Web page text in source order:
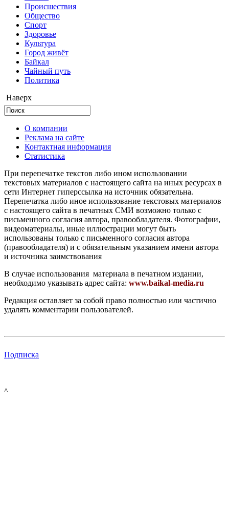
Происшествия
Общество
Cпорт
Здоровье
Культура
Город живёт
Байкал
Чайный путь
Политика
Наверх
О компании
Реклама на сайте
Контактная информация
Статистика
При перепечатке текстов либо ином использовании
текстовых материалов с настоящего сайта на иных ресурсах в
сети Интернет гиперссылка на источник обязательна.
Перепечатка либо иное использование текстовых материалов
с настоящего сайта в печатных СМИ возможно только с
письменного согласия автора, правообладателя. Фотографии,
видеоматериалы, иные иллюстрации могут быть
использованы только с письменного согласия автора
(правообладателя) и с обязательным указанием имени автора
и источника заимствования
В случае использования материала в печатном издании,
необходимо указывать адрес сайта: www.baikal-media.ru
Редакция оставляет за собой право полностью или частично
удалять комментарии пользователей.
Подписка
^